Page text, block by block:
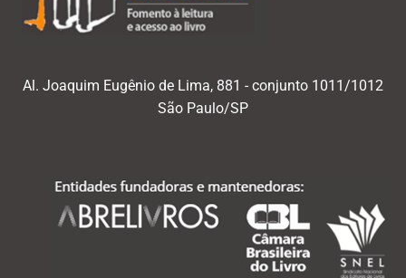
Al. Joaquim Eugênio de Lima, 881 - conjunto 1011/1012
São Paulo/SP